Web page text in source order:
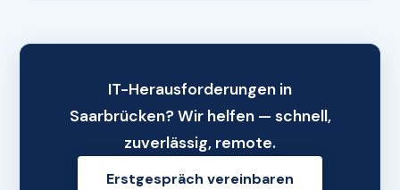
IT-Herausforderungen in
Saarbrücken? Wir helfen — schnell,
zuverlässig, remote.
Erstgespräch vereinbaren